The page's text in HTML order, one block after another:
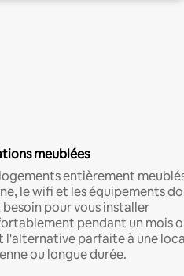
meublées
entièrement
le wifi et les équipements
besoin pour vous installer
pendant un mois
l'alternative parfaite à une
ou longue durée.